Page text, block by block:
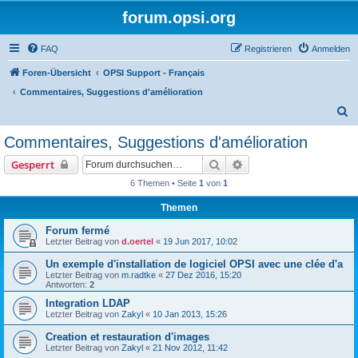
forum.opsi.org
FAQ Anmelden
Registrieren
Foren-Übersicht
OPSI Support - Français
Commentaires, Suggestions d'amélioration
Commentaires, Suggestions d'amélioration
Gesperrt Suche
6 Themen • Seite 1 von 1
Themen
Forum fermé
Letzter Beitrag von d.oertel « 19 Jun 2017, 10:02
Un exemple d'installation de logiciel OPSI avec une clée d'a
Letzter Beitrag von m.radtke « 27 Dez 2016, 15:20
Antworten: 2
Integration LDAP
Letzter Beitrag von Zakyl « 10 Jan 2013, 15:26
Creation et restauration d'images
Letzter Beitrag von Zakyl « 21 Nov 2012, 11:42